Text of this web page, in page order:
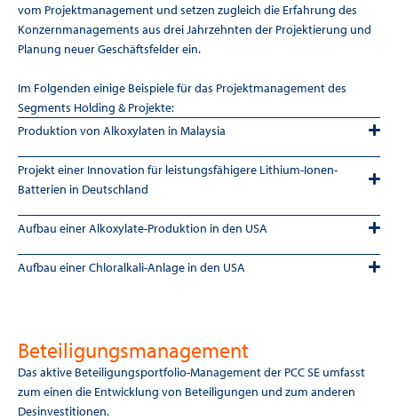
vom Projektmanagement und setzen zugleich die Erfahrung des
Konzernmanagements aus drei Jahrzehnten der Projektierung und
Planung neuer Geschäftsfelder ein.
Im Folgenden einige Beispiele für das Projektmanagement des
Segments Holding & Projekte:
Produktion von Alkoxylaten in Malaysia
Projekt einer Innovation für leistungsfähigere Lithium-Ionen-
Batterien in Deutschland
Aufbau einer Alkoxylate-Produktion in den USA
Aufbau einer Chloralkali-Anlage in den USA
Beteiligungsmanagement
Das aktive Beteiligungsportfolio-Management der PCC SE umfasst
zum einen die Entwicklung von Beteiligungen und zum anderen
Desinvestitionen.